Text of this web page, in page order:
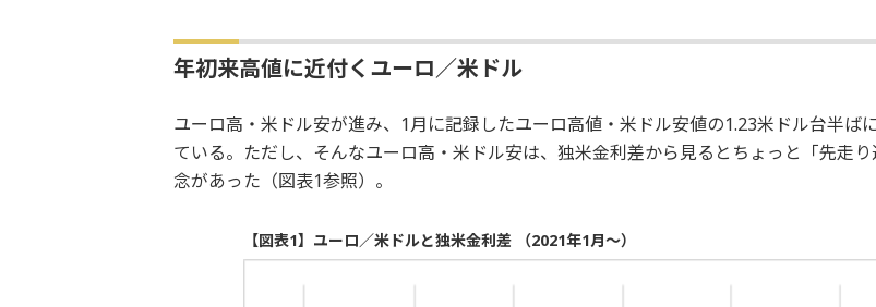
年初来高値に近付くユーロ／米ドル
ユーロ高・米ドル安が進み、1月に記録したユーロ高値・米ドル安値の1.23米ドル台半ば
ている。ただし、そんなユーロ高・米ドル安は、独米金利差から見るとちょっと「先走
念があった（図表1参照）。
【図表1】ユーロ／米ドルと独米金利差 （2021年1月～）